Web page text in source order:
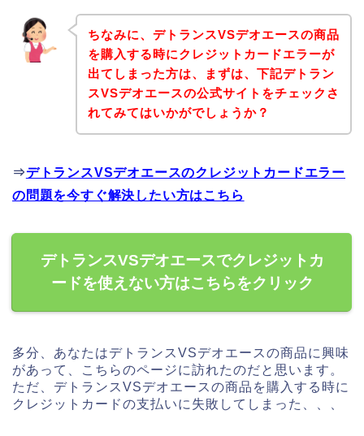
ちなみに、デトランスVSデオエースの商品
を購入する時にクレジットカードエラーが
出てしまった方は、まずは、下記デトラン
スVSデオエースの公式サイトをチェックさ
れてみてはいかがでしょうか？
⇒デトランスVSデオエースのクレジットカードエラー
の問題を今すぐ解決したい方はこちら
デトランスVSデオエースでクレジットカ
ードを使えない方はこちらをクリック
多分、あなたはデトランスVSデオエースの商品に興味
があって、こちらのページに訪れたのだと思います。
ただ、デトランスVSデオエースの商品を購入する時に
クレジットカードの支払いに失敗してしまった、、、